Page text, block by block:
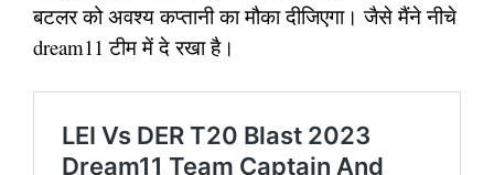
बटलर को अवश्य कप्तानी का मौका दीजिएगा। जैसे मैंने नीचे
dream11 टीम में दे रखा है।